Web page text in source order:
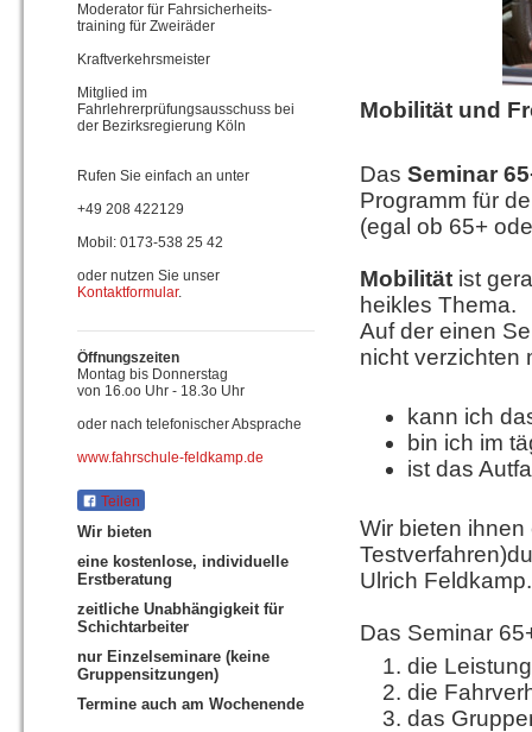
Moderator für Fahrsicherheits-
training für Zweiräder
Kraftverkehrsmeister
Mitglied im
Fahrlehrerprüfungsausschuss bei
der Bezirksregierung Köln
Rufen Sie einfach an unter
+49 208 422129
Mobil: 0173-538 25 42
oder nutzen Sie unser
Kontaktformular.
Öffnungszeiten
Montag bis Donnerstag
von 16.oo Uhr - 18.3o Uhr
oder nach telefonischer Absprache
www.fahrschule-feldkamp.de
Teilen
Wir bieten
eine kostenlose, individuelle
Erstberatung
zeitliche Unabhängigkeit für
Schichtarbeiter
nur Einzelseminare (keine
Gruppensitzungen)
Termine auch am Wochenende
Mobilität und
Das Seminar
Programm für
(egal ob 65+
Mobilität ist
heikles Thema.
Auf der einen
nicht verzichten
kann ich
bin ich im
ist das
Wir bieten
Ulrich Feldkamp.
Das Seminar
die
die
das